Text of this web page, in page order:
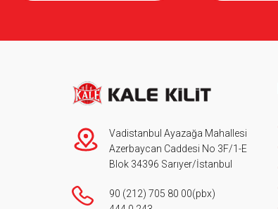
Vadistanbul Ayazağa Mahallesi
Azerbaycan Caddesi No 3F/1-E
Blok 34396 Sarıyer/İstanbul
90 (212) 705 80 00(pbx)